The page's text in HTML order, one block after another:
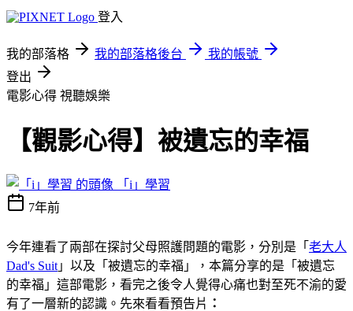
登入
我的部落格 我的部落格後台
我的帳號
登出
電影心得 視聽娛樂
【觀影心得】被遺忘的幸福
「i」學習
7年前
今年連看了兩部在探討父母照護問題的電影，分別是「 老大人
Dad's Suit 」以及「被遺忘的幸福」，本篇分享的是「被遺忘
的幸福」這部電影，看完之後令人覺得心痛也對至死不渝的愛
有了一層新的認識。先來看看預告片 ：